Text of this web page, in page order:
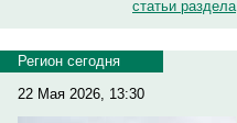
статьи раздела
Регион сегодня
22 Мая 2026, 13:30